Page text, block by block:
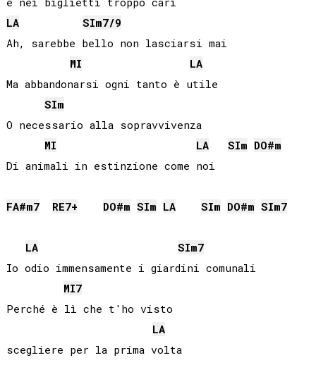
LA
SIm7/9
Ah, sarebbe bello non lasciarsi mai
MI
LA
Ma abbandonarsi ogni tanto è utile
SIm
O necessario alla sopravvivenza
MI
LA SIm DO#m
Di animali in estinzione come noi
FA#m7 RE7+ DO#m SIm LA SIm DO#m SIm7
LA SIm7
Io odio immensamente i giardini comunali
MI7
Perché è lì che t'ho visto
LA
scegliere per la prima volta